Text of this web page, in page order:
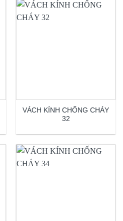
VÁCH KÍNH CHỐNG CHÁY
32